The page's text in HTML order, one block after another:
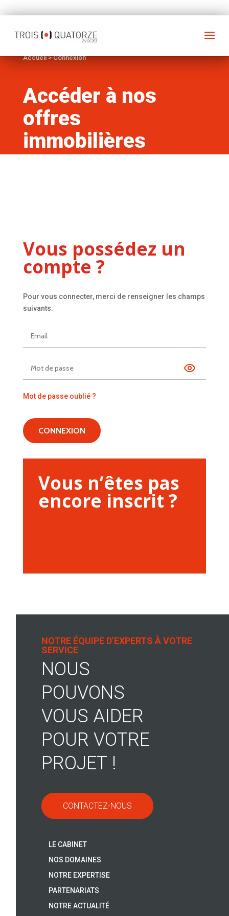
Accueil>Connexion
Accéder à nos
offres
immobilières
Vous possédez un
compte ?
Pour vous connecter, merci de renseigner les champs
suivants.
Mot de passe oublié ?
Vous n’êtes pas
encore inscrit ?
NOTRE ÉQUIPE D’EXPERTS À VOTRE
SERVICE
NOUS
POUVONS
VOUS AIDER
POUR VOTRE
PROJET !
CONTACTEZ-NOUS
LE CABINET
NOS DOMAINES
NOTRE EXPERTISE
PARTENARIATS
NOTRE ACTUALITÉ